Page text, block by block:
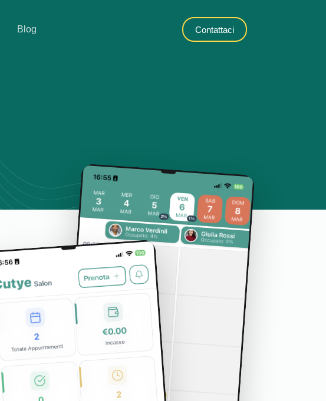
Blog Contattaci